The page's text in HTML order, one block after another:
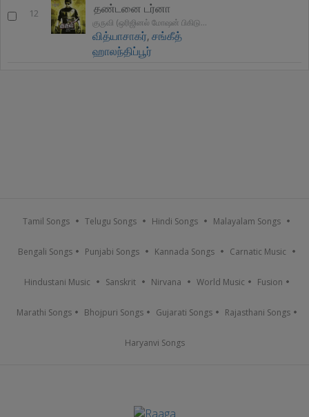
12 தண்டனை டர்னா
குருவி (ஒரிஜினல் மோஷன் பிகிடுறே சௌண்ட்ட்ரக்)
வித்யாசாகர்,சங்கீத்
ஹாலந்திப்பூர்
Tamil Songs Telugu Songs Hindi Songs Malayalam Songs
Bengali Songs Punjabi Songs Kannada Songs Carnatic Music
Hindustani Music Sanskrit Nirvana World Music Fusion
Marathi Songs Bhojpuri Songs Gujarati Songs Rajasthani Songs
Haryanvi Songs